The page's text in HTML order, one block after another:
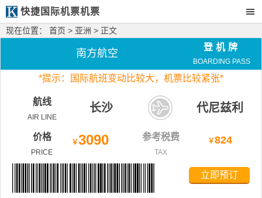
快捷国际机票机票
现在位置： 首页 > 亚洲 > 正文
南方航空
登机牌
BOARDING PASS
*提示：国际航班变动比较大， 机票比较紧张*
航线
AIR LINE
长沙 代尼兹利
价格
PRICE
￥3090 参考税费
TAX
￥824
立即预订